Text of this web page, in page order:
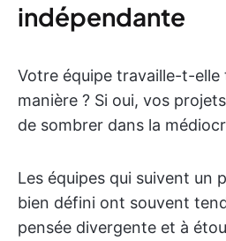
indépendante
Votre équipe travaille-t-elle
manière ? Si oui, vos
de sombrer dans la
Les équipes qui suivent un
bien défini ont souvent
pensée divergente et à